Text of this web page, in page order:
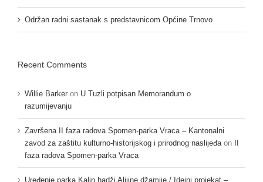
Održan radni sastanak s predstavnicom Općine Trnovo
Recent Comments
Willie Barker on U Tuzli potpisan Memorandum o
razumijevanju
Završena II faza radova Spomen-parka Vraca – Kantonalni
zavod za zaštitu kulturno-historijskog i prirodnog naslijeđa on II
faza radova Spomen-parka Vraca
Uređenje parka Kalin hadži Alijine džamije / Idejni projekat –